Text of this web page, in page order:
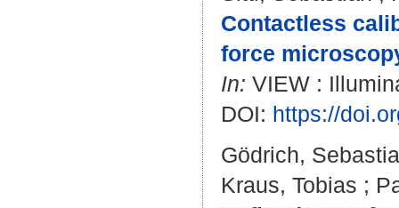
Contactless
force
In: VIEW :
DOI: https://
Gödrich,
Kraus, Tobias ;